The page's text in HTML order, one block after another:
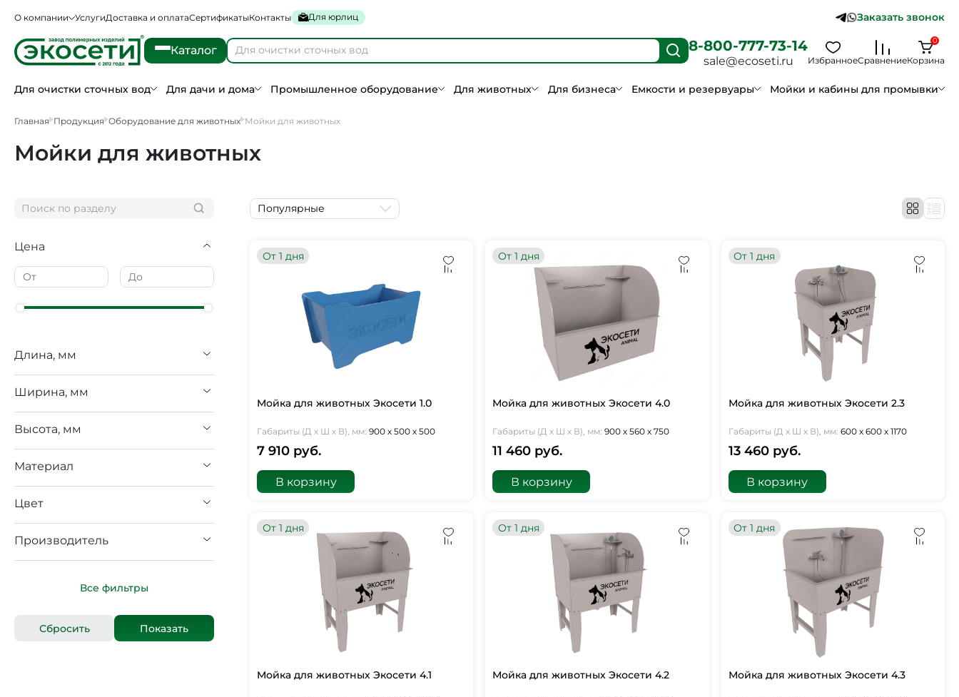
О компании УслугиДоставка и оплатаСертификатыКонтакты Для юрлиц Заказать звонок
Каталог 8-800-777-73-14
sale@ecoseti.ru ИзбранноеСравнениеКорзина
0
Для очистки сточных вод Для дачи и дома Промышленное оборудование Для животных Для бизнеса Емкости и резервуары Мойки и кабины для промывки
Главная Продукция Оборудование для животных Мойки для животных
Мойки для животных
Цена
Длина, мм
Ширина, мм
Высота, мм
Материал
Цвет
Производитель
Все фильтры
Популярные
От 1 дня
Мойка для животных Экосети 1.0
Габариты (Д х Ш х В), мм: 900 х 500 х 500
7 910 руб.
В корзину
От 1 дня
Мойка для животных Экосети 4.0
Габариты (Д х Ш х В), мм: 900 х 560 х 750
11 460 руб.
В корзину
От 1 дня
Мойка для животных Экосети 2.3
Габариты (Д х Ш х В), мм: 600 х 600 х 1170
13 460 руб.
В корзину
От 1 дня
Мойка для животных Экосети 4.1
От 1 дня
Мойка для животных Экосети 4.2
От 1 дня
Мойка для животных Экосети 4.3